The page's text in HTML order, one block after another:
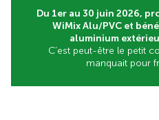
Du 1er au 30 juin 2026,
WiMix Alu/PVC et
aluminium
C’est peut-être le petit
manquait pour